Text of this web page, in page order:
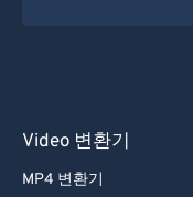
Video 변환기
MP4 변환기